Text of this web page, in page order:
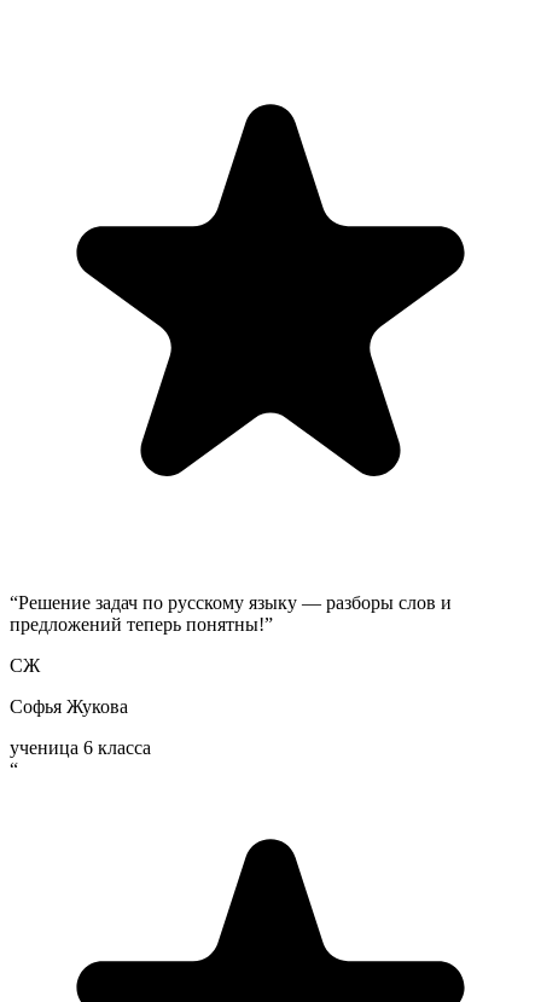
“Решение задач по русскому языку — разборы слов и
предложений теперь понятны!”
СЖ
Софья Жукова
ученица 6 класса
“